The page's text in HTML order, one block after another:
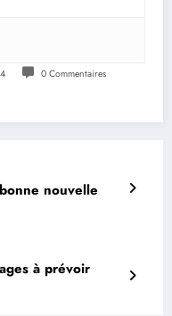
0 Commentaires
nouvelle
à prévoir